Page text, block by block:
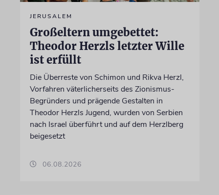
JERUSALEM
Großeltern umgebettet:
Theodor Herzls letzter Wille
ist erfüllt
Die Überreste von Schimon und Rikva Herzl,
Vorfahren väterlicherseits des Zionismus-
Begründers und prägende Gestalten in
Theodor Herzls Jugend, wurden von Serbien
nach Israel überführt und auf dem Herzlberg
beigesetzt
06.08.2026